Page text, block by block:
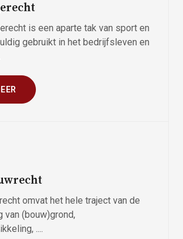
is een aparte tak van sport en
gebruikt in het bedrijfsleven en
omvat het hele traject van de
van (bouw)grond,
....